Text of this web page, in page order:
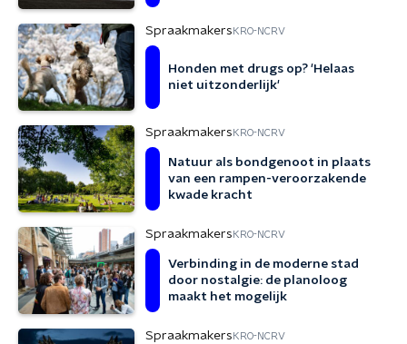
Spraakmakers KRO-NCRV
Honden met drugs op? 'Helaas
niet uitzonderlijk'
Spraakmakers KRO-NCRV
Natuur als bondgenoot in plaats
van een rampen-veroorzakende
kwade kracht
Spraakmakers KRO-NCRV
Verbinding in de moderne stad
door nostalgie: de planoloog
maakt het mogelijk
Spraakmakers KRO-NCRV